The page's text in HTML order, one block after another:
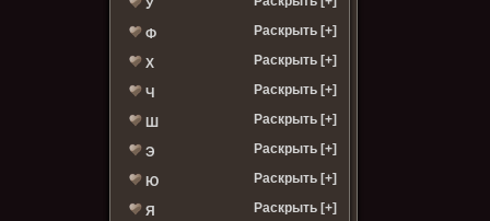
У
Ф Раскрыть [+]
Х Раскрыть [+]
Ч Раскрыть [+]
Ш Раскрыть [+]
Э Раскрыть [+]
Ю Раскрыть [+]
Я Раскрыть [+]